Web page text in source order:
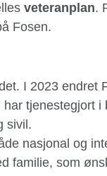
veteranplan.
Fosen.
I 2023 endret
tjenestegjort i
sivil.
nasjonal og
familie, som